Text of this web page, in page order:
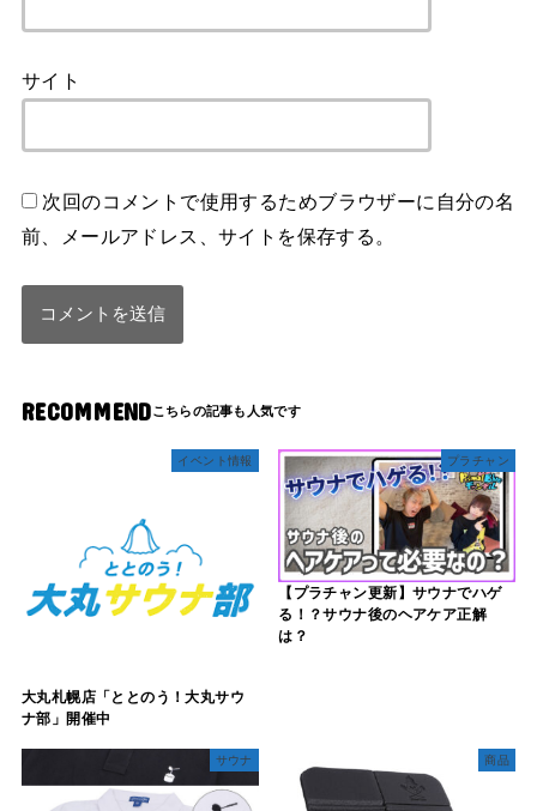
サイト
次回のコメントで使用するためブラウザーに自分の名
前、メールアドレス、サイトを保存する。
RECOMMEND
イベント情報
大丸札幌店「ととのう！大丸サウ
ナ部」開催中
プラチャン
【プラチャン更新】サウナでハゲ
る！？サウナ後のヘアケア正解
は？
サウナ 商品